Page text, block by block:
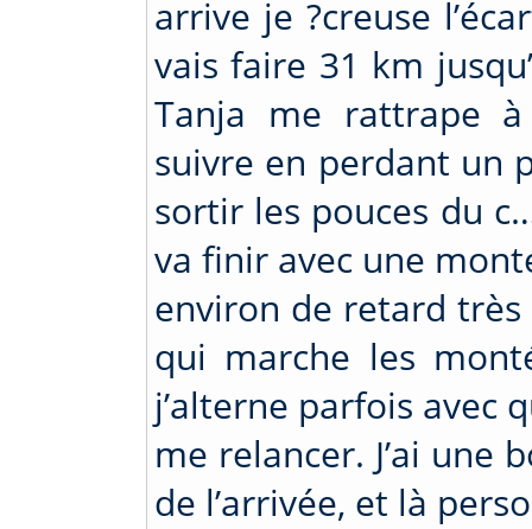
arrive je ?creuse
vais faire 31 km
Tanja me rattrape
suivre en perdant un
sortir les pouces du
va finir avec une
environ de retard
qui marche les
j’alterne parfois avec
me relancer. J’ai une
de l’arrivée, et là